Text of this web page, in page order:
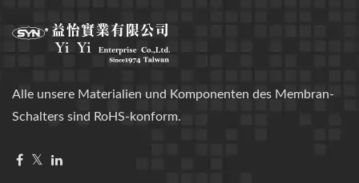
Alle unsere Materialien und Komponenten des Membran-
Schalters sind RoHS-konform.